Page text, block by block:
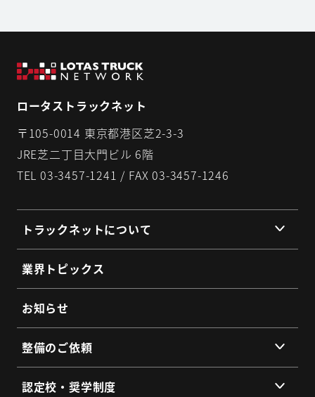
ロータストラックネット
〒105-0014 東京都港区芝2-3-3
JRE芝二丁目大門ビル 6階
TEL 03-3457-1241 / FAX 03-3457-1246
トラックネットについて
組織理念
組織概要
代表挨拶
提携企業・団体一覧
総会・地区会・研修会
会員同士のネットワークづくり
SDGs宣言
業界トピックス
お知らせ
整備のご依頼
提供サービス
認定校・奨学制度